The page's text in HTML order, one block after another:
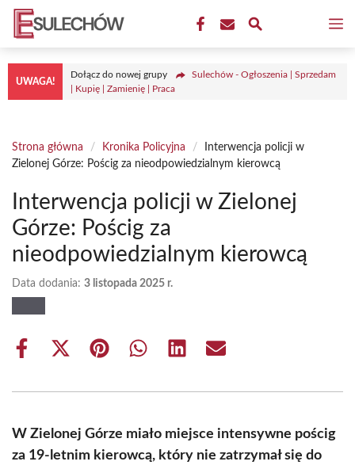
Przejdź
treści
UWAGA!
Dołącz do nowej grupy
Sulechów - Ogłoszenia | Sprzedam
| Kupię | Zamienię | Praca
Strona główna / Kronika Policyjna /
Interwencja policji w
Zielonej Górze: Pościg za nieodpowiedzialnym kierowcą
Interwencja policji w Zielonej
Górze: Pościg za
nieodpowiedzialnym kierowcą
Data dodania: 3 listopada 2025 r.
Share
Share
(Twitter)
Share Share Share Share
W Zielonej Górze miało miejsce intensywne pościg
za 19-letnim kierowcą, który nie zatrzymał się do